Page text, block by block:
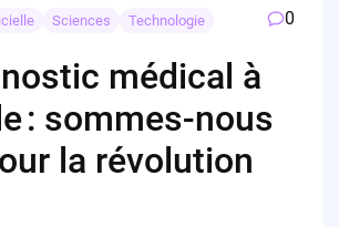
Sciences Technologie 0
médical à
: sommes-nous
la révolution